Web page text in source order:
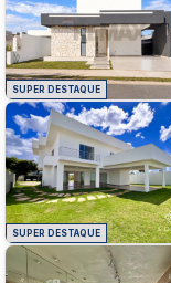
SUPER DESTAQUE
SUPER DESTAQUE